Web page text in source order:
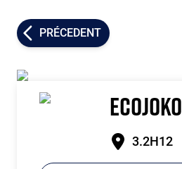
Piscine Global
PRÉCEDENT
ECOJOKO
3.2H12